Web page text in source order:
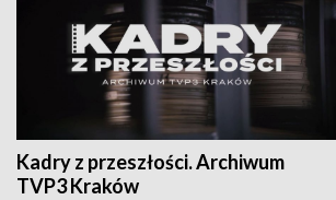
Kadry z przeszłości. Archiwum
TVP3 Kraków